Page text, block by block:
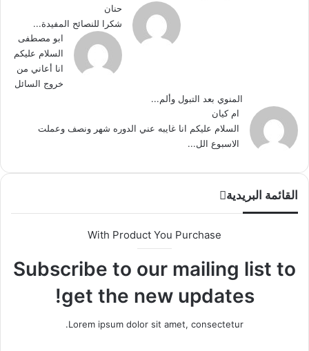
حنان
شكرا للنصائح المفيدة...
ابو مصطفى
السلام عليكم
انا أعاني من
خروج السائل
المنوي بعد التبول وألم...
ام كيان
السلام عليكم انا غايبه عني الدوره شهر ونصف وعملت
الاسبوع الل...
القائمة البريدية
With Product You Purchase
Subscribe to our mailing list to
get the new updates!
Lorem ipsum dolor sit amet, consectetur.